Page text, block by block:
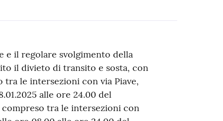
e il regolare svolgimento della
il divieto di transito e sosta, con
le intersezioni con via Piave,
alle ore 24.00 del
compreso tra le intersezioni con